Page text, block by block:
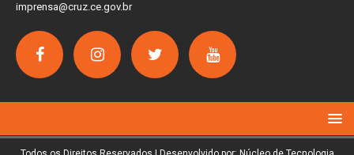
imprensa@cruz.ce.gov.br